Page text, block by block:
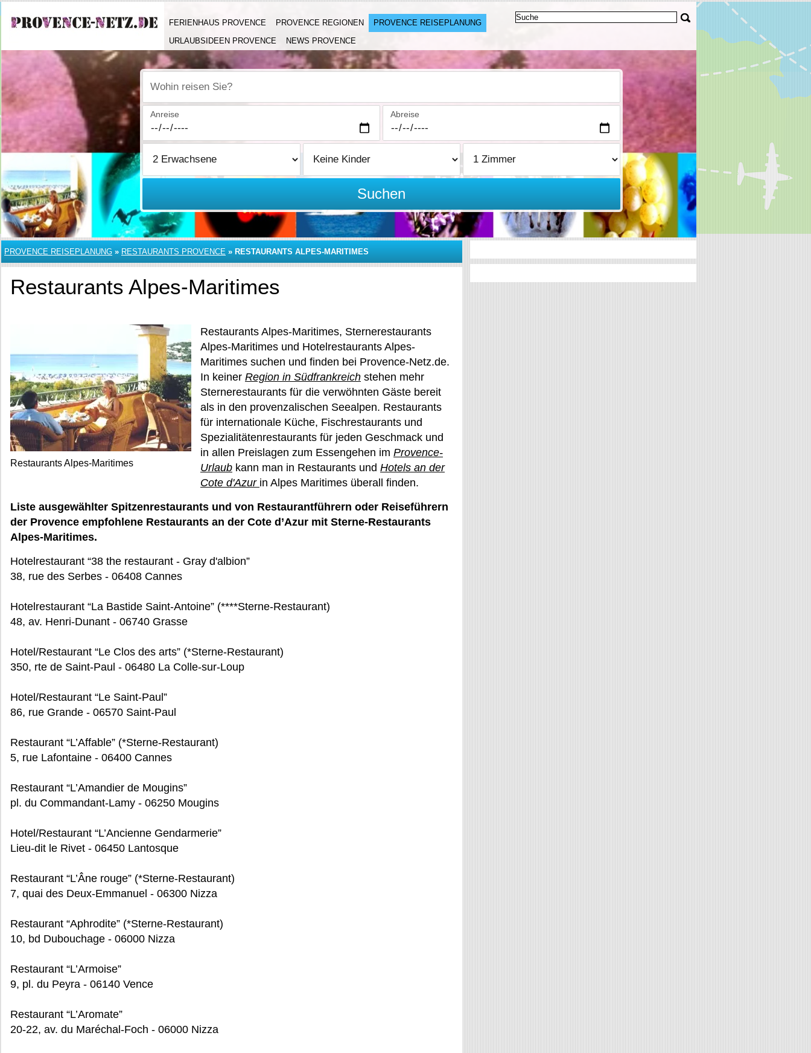
FERIENHAUS PROVENCE PROVENCE REGIONEN
PROVENCE REISEPLANUNG
URLAUBSIDEEN PROVENCE
NEWS PROVENCE
Wohin reisen Sie?
Anreise Abreise
Suchen
PROVENCE REISEPLANUNG » RESTAURANTS PROVENCE » RESTAURANTS ALPES-MARITIMES
Restaurants Alpes-Maritimes
Restaurants Alpes-Maritimes
Restaurants Alpes-Maritimes, Sternerestaurants
Alpes-Maritimes und Hotelrestaurants Alpes-
Maritimes suchen und finden bei Provence-Netz.de.
In keiner Region in Südfrankreich stehen mehr
Sternerestaurants für die verwöhnten Gäste bereit
als in den provenzalischen Seealpen. Restaurants
für internationale Küche, Fischrestaurants und
Spezialitätenrestaurants für jeden Geschmack und
in allen Preislagen zum Essengehen im Provence-
Urlaub kann man in Restaurants und Hotels an der
Cote d'Azur in Alpes Maritimes überall finden.
Liste ausgewählter Spitzenrestaurants und von Restaurantführern oder Reiseführern
der Provence empfohlene Restaurants an der Cote d’Azur mit Sterne-Restaurants
Alpes-Maritimes.
Hotelrestaurant “38 the restaurant - Gray d'albion”
38, rue des Serbes - 06408 Cannes
Hotelrestaurant “La Bastide Saint-Antoine” (****Sterne-Restaurant)
48, av. Henri-Dunant - 06740 Grasse
Hotel/Restaurant “Le Clos des arts” (*Sterne-Restaurant)
350, rte de Saint-Paul - 06480 La Colle-sur-Loup
Hotel/Restaurant “Le Saint-Paul”
86, rue Grande - 06570 Saint-Paul
Restaurant “L’Affable” (*Sterne-Restaurant)
5, rue Lafontaine - 06400 Cannes
Restaurant “L’Amandier de Mougins”
pl. du Commandant-Lamy - 06250 Mougins
Hotel/Restaurant “L’Ancienne Gendarmerie”
Lieu-dit le Rivet - 06450 Lantosque
Restaurant “L’Âne rouge” (*Sterne-Restaurant)
7, quai des Deux-Emmanuel - 06300 Nizza
Restaurant “Aphrodite” (*Sterne-Restaurant)
10, bd Dubouchage - 06000 Nizza
Restaurant “L’Armoise”
9, pl. du Peyra - 06140 Vence
Restaurant “L’Aromate”
20-22, av. du Maréchal-Foch - 06000 Nizza